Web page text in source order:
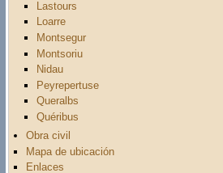
Lastours
Loarre
Montsegur
Montsoriu
Nidau
Peyrepertuse
Queralbs
Quéribus
Obra civil
Mapa de ubicación
Enlaces